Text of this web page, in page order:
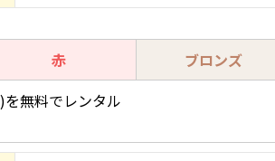
赤 ブロンズ
無料でレンタル